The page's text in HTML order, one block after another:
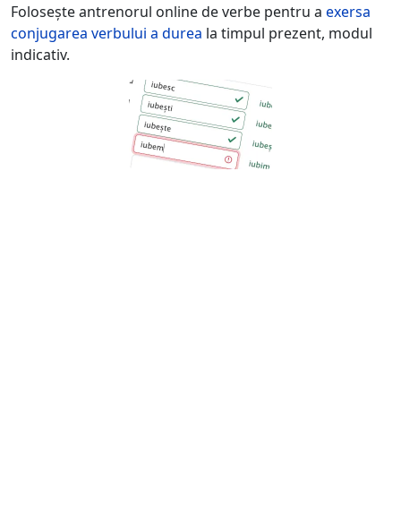
Folosește antrenorul online de verbe pentru a exersa
conjugarea verbului a durea la timpul prezent, modul
indicativ.